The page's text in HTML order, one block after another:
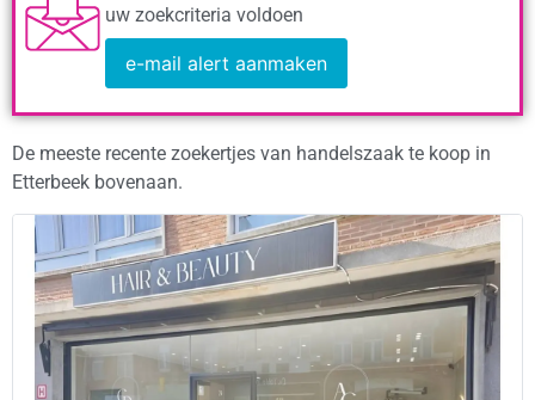
uw zoekcriteria voldoen
e-mail alert aanmaken
De meeste recente zoekertjes van handelszaak te koop in
Etterbeek bovenaan.